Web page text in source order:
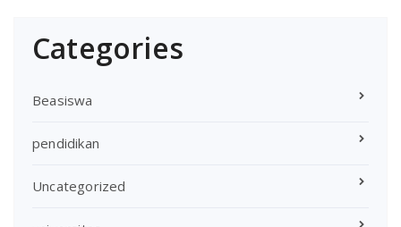
Categories
Beasiswa
pendidikan
Uncategorized